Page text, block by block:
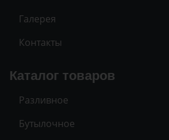
Галерея
Контакты
Каталог товаров
Разливное
Бутылочное